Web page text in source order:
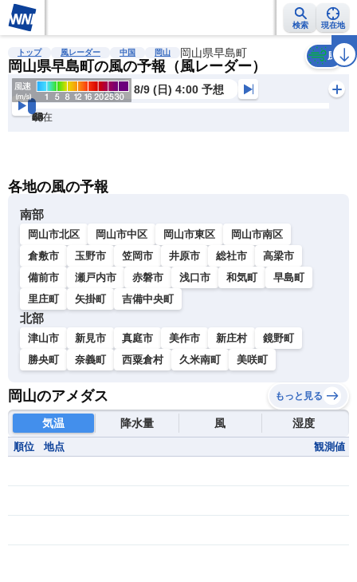
検索 現在地
雨雲レーダー 台風情報 地震情報 警報・注意報 2週間天気 ラ
トップ 風レーダー 中国 岡山 岡山県早島町
岡山県早島町の風の予報（風レーダー）
風
8/9 (日) 4:00 予想
現在
6h
12
24
36
48
60
72
各地の風の予報
南部
岡山市北区 岡山市中区 岡山市東区
岡山市南区
倉敷市
玉野市 笠岡市 井原市 総社市
高梁市
備前市
瀬戸内市 赤磐市 浅口市 和気町
早島町
里庄町
矢掛町 吉備中央町
北部
津山市 新見市 真庭市 美作市 新庄村
鏡野町
勝央町
奈義町 西粟倉村 久米南町 美咲町
岡山のアメダス もっと見る
気温 降水量 風 湿度
順位 地点 観測値